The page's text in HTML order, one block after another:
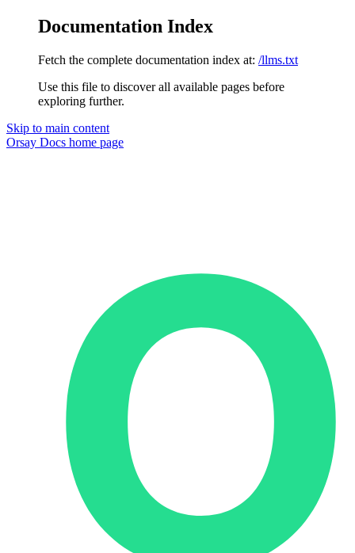
Documentation Index
Fetch the complete documentation index at: /llms.txt
Use this file to discover all available pages before
exploring further.
Skip to main content
Orsay Docs home page